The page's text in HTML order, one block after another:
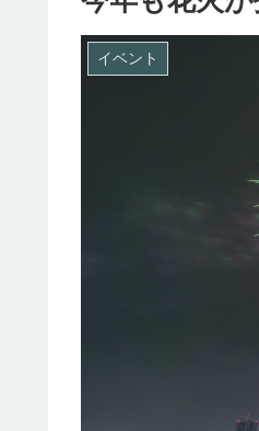
イベント